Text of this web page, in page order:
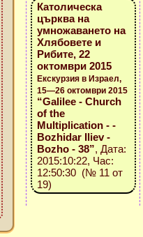
Католическа
църква на
умножаването на
Хлябовете и
Рибите, 22
октомври 2015
Екскурзия в Израел,
15—26 октомври 2015
“Galilee - Church
of the
Multiplication - -
Bozhidar Iliev -
Bozho - 38”, Дата:
2015:10:22, Час:
12:50:30 (№ 11 от
19)